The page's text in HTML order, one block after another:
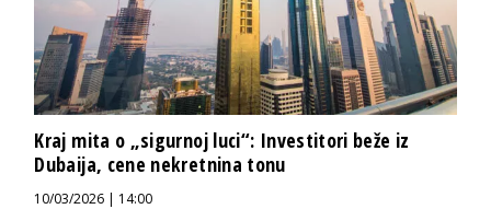
Kraj mita o „sigurnoj luci“: Investitori beže iz
Dubaija, cene nekretnina tonu
10/03/2026 | 14:00